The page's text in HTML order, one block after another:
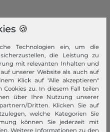
🍪
Technologien ein, um die
die Leistung zu
mit relevanten Inhalten und
unserer Website als auch auf
Klick auf "Alle akzeptieren"
zu. In diesem Fall teilen
über Ihre Nutzung unserer
Dritten. Klicken Sie auf
welche Kategorien Sie
können Sie jederzeit mit
Weitere Informationen zu den